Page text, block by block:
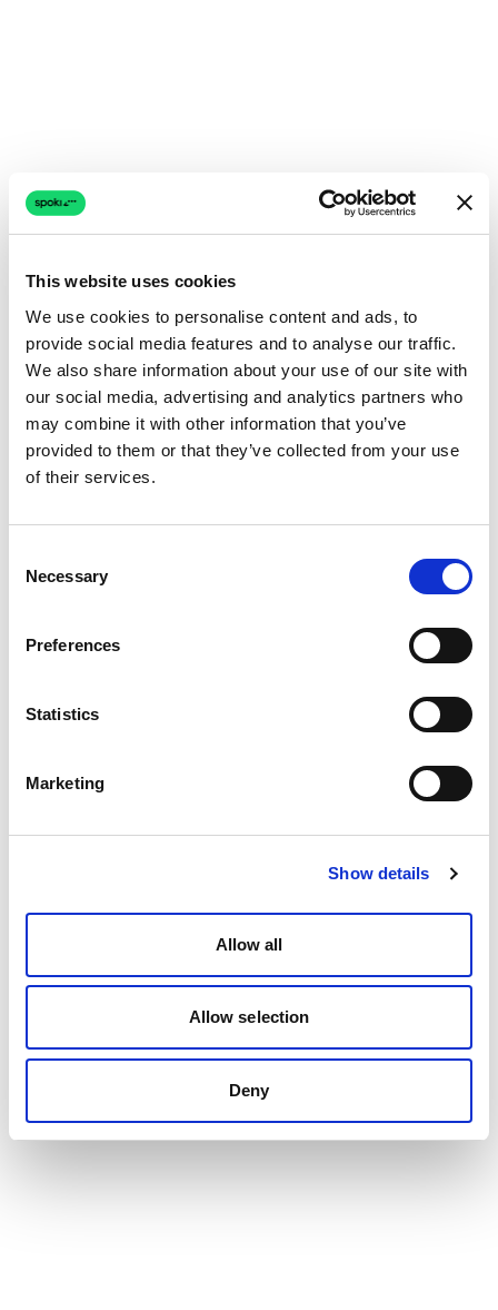
This website uses cookies
We use cookies to personalise content and ads, to
provide social media features and to analyse our traffic.
We also share information about your use of our site with
our social media, advertising and analytics partners who
may combine it with other information that you’ve
provided to them or that they’ve collected from your use
of their services.
Selection
Necessary
Preferences
Statistics
Marketing
Show details
Allow all
Allow selection
Deny